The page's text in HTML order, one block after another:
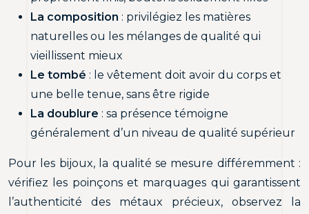
La composition : privilégiez les matières
naturelles ou les mélanges de qualité qui
vieillissent mieux
Le tombé : le vêtement doit avoir du corps et
une belle tenue, sans être rigide
La doublure : sa présence témoigne
généralement d’un niveau de qualité supérieur
Pour les bijoux, la qualité se mesure différemment :
vérifiez les poinçons et marquages qui garantissent
l’authenticité des métaux précieux, observez la